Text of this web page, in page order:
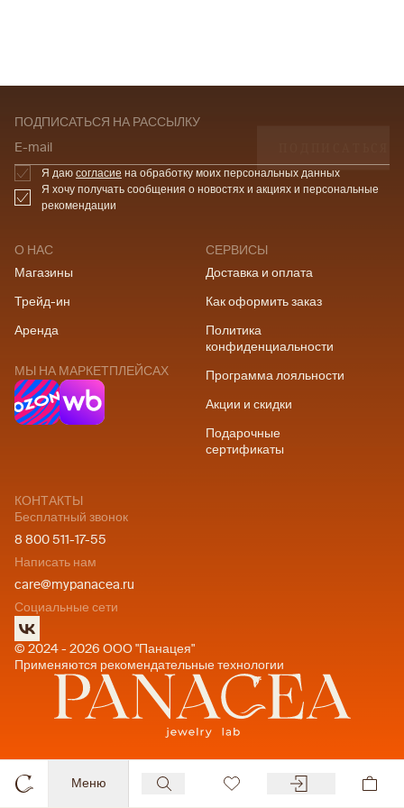
Меню
О НАС
Магазины
Трейд-ин
Аренда
МЫ НА МАРКЕТПЛЕЙСАХ
СЕРВИСЫ
Доставка и оплата
Как оформить заказ
Политика
конфиденциальности
Программа лояльности
Акции и скидки
Подарочные
сертификаты
КОНТАКТЫ
Бесплатный звонок
8 800 511-17-55
Написать нам
care@mypanacea.ru
Социальные сети
© 2024 - 2026 ООО "Панацея"
Применяются рекомендательные технологии
ПОДПИСАТЬСЯ НА РАССЫЛКУ
E-mail
Я даю согласие на обработку моих персональных данных
Я хочу получать сообщения о новостях и акциях и персональные
рекомендации